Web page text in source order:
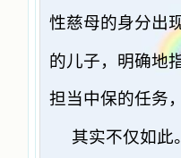
性慈母的身分出
的儿子，明确地
担当中保的任务
其实不仅如此